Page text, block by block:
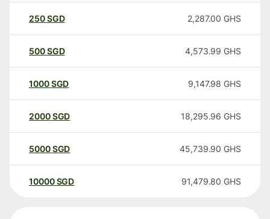
250SGD 2,287.00 GHS
500SGD 4,573.99 GHS
1000SGD 9,147.98 GHS
2000SGD 18,295.96 GHS
5000SGD 45,739.90 GHS
10000 SGD 91,479.80 GHS